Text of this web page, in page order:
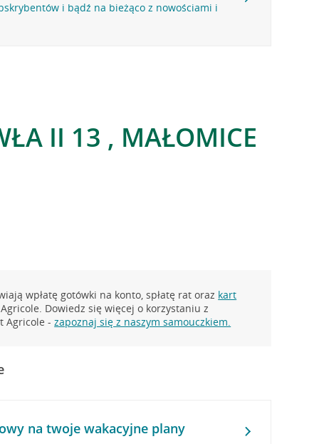
i bądź na bieżąco z nowościami i
II 13 , MAŁOMICE
wpłatę gotówki na konto, spłatę rat oraz kart
Dowiedz się więcej o korzystaniu z
Agricole -zapoznaj się z naszym samouczkiem.
na twoje wakacyjne plany